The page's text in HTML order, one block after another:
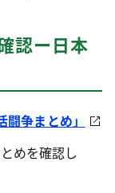
認ー日本
争まとめ」
めを確認し